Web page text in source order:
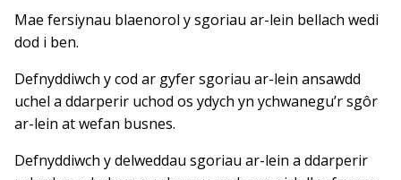
Mae fersiynau blaenorol y sgoriau ar-lein bellach wedi
dod i ben.
Defnyddiwch y cod ar gyfer sgoriau ar-lein ansawdd
uchel a ddarperir uchod os ydych yn ychwanegu’r sgôr
ar-lein at wefan busnes.
Defnyddiwch y delweddau sgoriau ar-lein a ddarperir